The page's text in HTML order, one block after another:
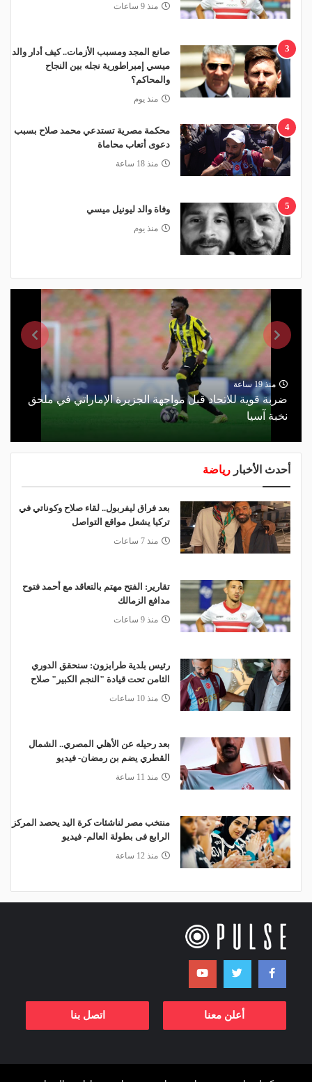
منذ 9 ساعات
3
صانع المجد ومسبب الأزمات.. كيف أدار والد
ميسي إمبراطورية نجله بين النجاح
والمحاكم؟
منذ يوم
4
محكمة مصرية تستدعي محمد صلاح بسبب
دعوى أتعاب محاماة
منذ 18 ساعة
5 وفاة والد ليونيل ميسي
منذ يوم
منذ 19 ساعة
ضربة قوية للاتحاد قبل مواجهة الجزيرة الإماراتي في ملحق
نخبة آسيا
أحدث الأخبار رياضة
بعد فراق ليفربول.. لقاء صلاح وكوناتي في
تركيا يشعل مواقع التواصل
منذ 7 ساعات
تقارير: الفتح مهتم بالتعاقد مع أحمد فتوح
مدافع الزمالك
منذ 9 ساعات
رئيس بلدية طرابزون: سنحقق الدوري
الثامن تحت قيادة "النجم الكبير" صلاح
منذ 10 ساعات
بعد رحيله عن الأهلي المصري.. الشمال
القطري يضم بن رمضان- فيديو
منذ 11 ساعة
منتخب مصر لناشئات كرة اليد يحصد المركز
الرابع فى بطولة العالم- فيديو
منذ 12 ساعة
أعلن معنا اتصل بنا